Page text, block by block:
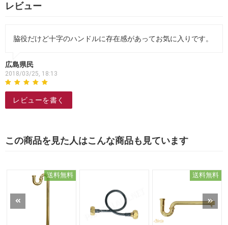
レビュー
脇役だけど十字のハンドルに存在感があってお気に入りです。
広島県民
2018/03/25, 18:13
レビューを書く
この商品を見た人はこんな商品も見ています
送料無料 送料無料